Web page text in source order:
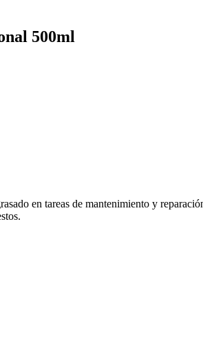
500ml
en tareas de mantenimiento y